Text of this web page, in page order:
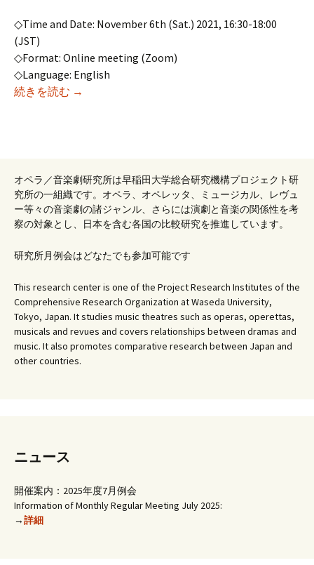
◇Time and Date: November 6th (Sat.) 2021, 16:30-18:00
(JST)
◇Format: Online meeting (Zoom)
◇Language: English
続きを読む 2021年11月研究例会（第198回オペラ研究会）
→
オペラ／音楽劇研究所は早稲田大学総合研究機構プロジェクト研
究所の一組織です。オペラ、オペレッタ、ミュージカル、レヴュ
ー等々の音楽劇の諸ジャンル、さらには演劇と音楽の関係性を考
察の対象とし、日本を含む各国の比較研究を推進しています。
研究所月例会はどなたでも参加可能です
This research center is one of the Project Research Institutes of the
Comprehensive Research Organization at Waseda University,
Tokyo, Japan. It studies music theatres such as operas, operettas,
musicals and revues and covers relationships between dramas and
music. It also promotes comparative research between Japan and
other countries.
ニュース
開催案内：2025年度7月例会
Information of Monthly Regular Meeting July 2025:
→詳細